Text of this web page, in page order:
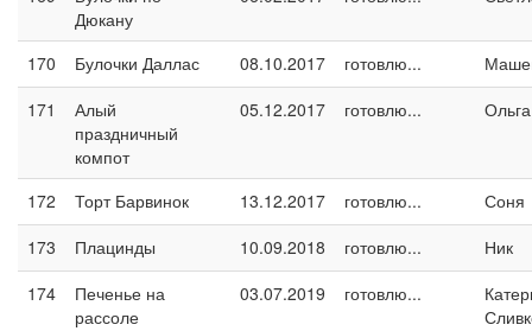
Дюкану
170 Булочки Даллас 08.10.2017 готовлю...
171
Алый
праздничный
компот
05.12.2017 готовлю...
172 Торт Барвинок 13.12.2017 готовлю...
Соня
173
Плацинды 10.09.2018 готовлю...
Ник
174
Печенье на
рассоле
03.07.2019 готовлю...